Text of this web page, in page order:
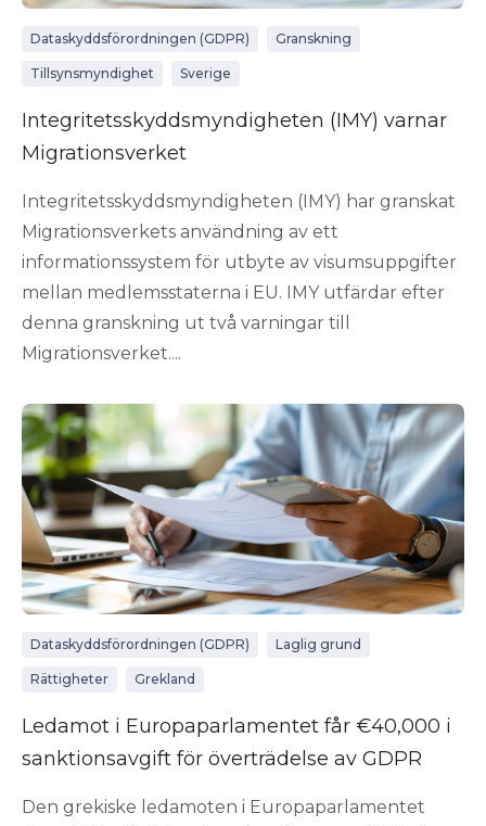
Dataskyddsförordningen (GDPR) Granskning
Tillsynsmyndighet Sverige
Integritetsskyddsmyndigheten (IMY) varnar
Migrationsverket
Integritetsskyddsmyndigheten (IMY) har granskat
Migrationsverkets användning av ett
informationssystem för utbyte av visumsuppgifter
mellan medlemsstaterna i EU. IMY utfärdar efter
denna granskning ut två varningar till
Migrationsverket....
Dataskyddsförordningen (GDPR) Laglig grund
Rättigheter Grekland
Ledamot i Europaparlamentet får €40,000 i
sanktionsavgift för överträdelse av GDPR
Den grekiske ledamoten i Europaparlamentet